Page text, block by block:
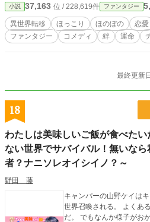
い、さらには裏社会の反社組織まで……。 異世界で次々と巻き起こるトラブル
や危険に、ゴロウはスキル【リセット】を駆使し
の絆を深め、時には命の危機を乗り越え、そ
く……。
小説 37,163 位 / 228,619件 ファンタジー
異世界転移 ほっこり ほのぼの 恋愛
ファンタジー
コメディ 絆 運命
最終更新
18
わたしは美味しいご飯が食べた
ない世界でサバイバル！無いな
者？ナニソレオイシイノ？～
野田 藤
キャンパーの山野ケイは
世界召喚される。 よくあ
だ。 でもなんか様子がおかしい。 すっごく無礼で押し付けが